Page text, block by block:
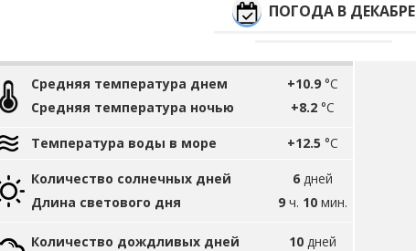
ПОГОДА В ДЕКАБРЕ
Средняя температура днем
Средняя температура ночью
+10.9 °C
+8.2 °C
Температура воды в море +12.5 °C
Количество солнечных дней
Длина светового дня
6 дней
9 ч. 10 мин.
Количество дождливых дней
10 дней